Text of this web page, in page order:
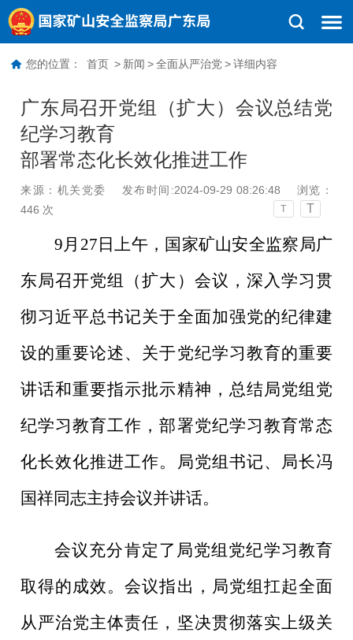
您的位置： 首页 > 新闻 > 全面从严治党 > 详细内容
广东局召开党组（扩大）会议总结党
纪学习教育
部署常态化长效化推进工作
来源：机关党委 发布时间:2024-09-29 08:26:48
浏览：
446 次 T T
9月27 日 上午， 国家矿山安全监察局广
东局召开党组（扩大）会议， 深入 学习贯
彻习近平总书记关于全面加强党的纪律建
设的重要论述、关于党纪学习教育的重要
讲话和重要指示批示精神， 总结局党组党
纪学习教育工作 ，部署党纪学习教育常态
化长效化推进工作。
局党组书记、局长冯
国祥同志主持会议并讲话。
会议充分肯定了 局党组 党纪学习教育
取得的成效。会议指出， 局党组扛起全面
从严治党主体责任 ，坚决贯彻落实 上级关